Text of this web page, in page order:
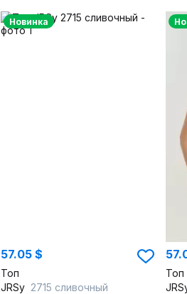
Новинка
57.05 $
Топ
JRSy 2715 сливочный
Топ